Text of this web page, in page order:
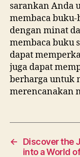
sarankan Anda
membaca
dengan minat
membaca buku
dapat
juga dapat
berharga untuk
merencanakan
←
Discover the
into a World